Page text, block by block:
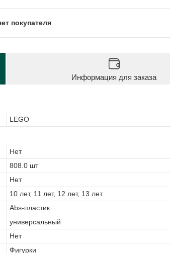
покупателя
Информация для заказа
LEGO
Нет
808.0 шт
Нет
10 лет, 11 лет, 12 лет, 13 лет
Abs-пластик
универсальный
Нет
Фигурки